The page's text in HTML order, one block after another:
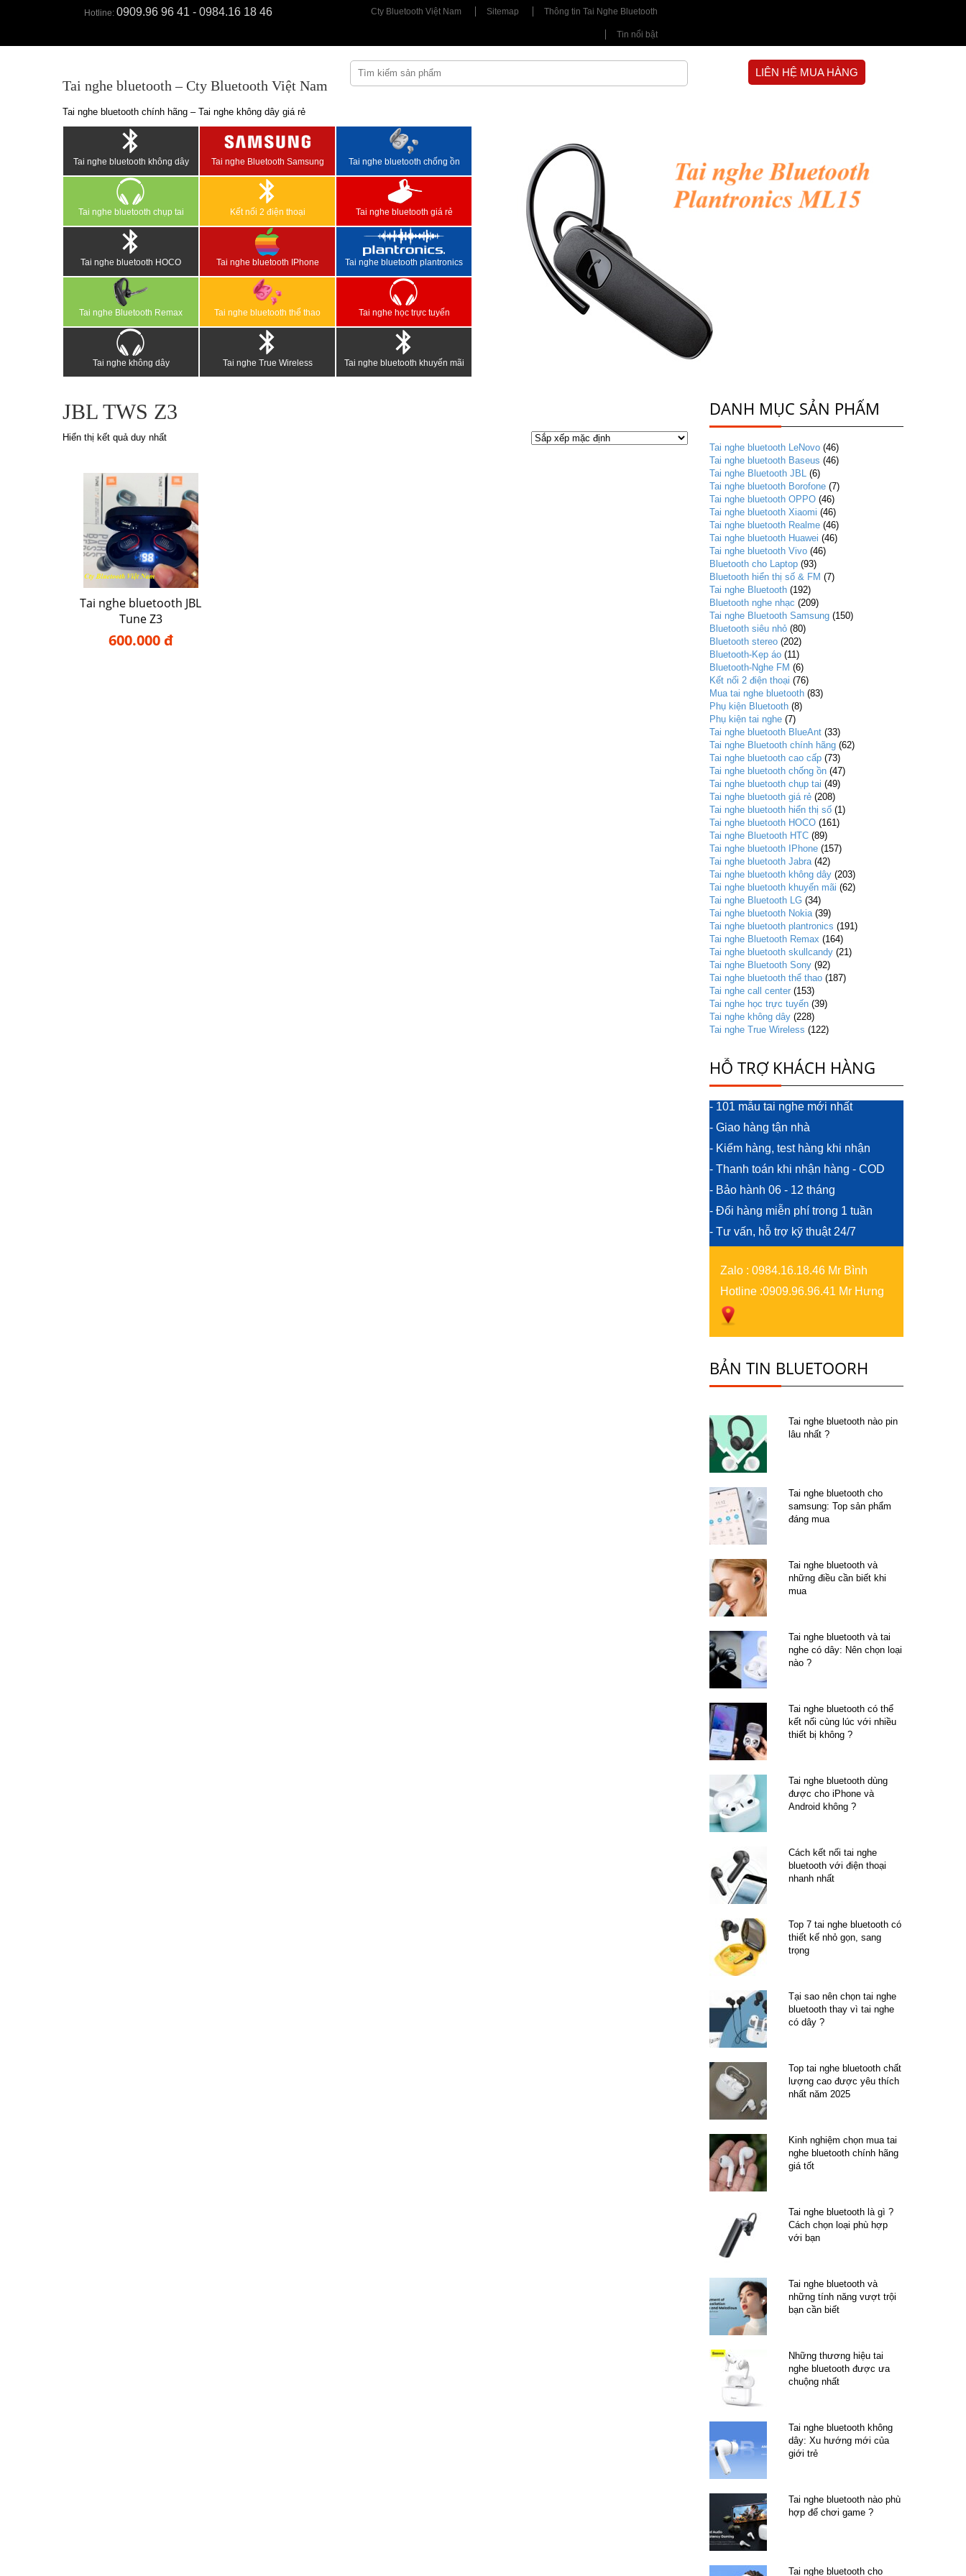
Hotline: 0909.96 96 41 - 0984.16 18 46 Cty Bluetooth Việt Nam Sitemap Thông tin Tai Nghe Bluetooth
Tin nổi bật
Tai nghe bluetooth – Cty Bluetooth Việt Nam
Tai nghe bluetooth chính hãng – Tai nghe không dây giá rẻ
LIÊN HỆ MUA HÀNG
Tai nghe bluetooth không dây Tai nghe Bluetooth Samsung Tai nghe bluetooth chống ồn
Tai nghe bluetooth chụp tai Kết nối 2 điện thoại Tai nghe bluetooth giá rẻ
Tai nghe bluetooth HOCO Tai nghe bluetooth IPhone Tai nghe bluetooth plantronics
Tai nghe Bluetooth Remax Tai nghe bluetooth thể thao Tai nghe học trực tuyến
Tai nghe không dây Tai nghe True Wireless Tai nghe bluetooth khuyến mãi
JBL TWS Z3
Hiển thị kết quả duy nhất
Tai nghe bluetooth JBL
Tune Z3
600.000 đ
DANH MỤC SẢN PHẨM
Tai nghe bluetooth LeNovo (46)
Tai nghe bluetooth Baseus (46)
Tai nghe Bluetooth JBL (6)
Tai nghe bluetooth Borofone (7)
Tai nghe bluetooth OPPO (46)
Tai nghe bluetooth Xiaomi (46)
Tai nghe bluetooth Realme (46)
Tai nghe bluetooth Huawei (46)
Tai nghe bluetooth Vivo (46)
Bluetooth cho Laptop (93)
Bluetooth hiển thị số & FM (7)
Tai nghe Bluetooth (192)
Bluetooth nghe nhạc (209)
Tai nghe Bluetooth Samsung (150)
Bluetooth siêu nhỏ (80)
Bluetooth stereo (202)
Bluetooth-Kẹp áo (11)
Bluetooth-Nghe FM (6)
Kết nối 2 điện thoại (76)
Mua tai nghe bluetooth (83)
Phụ kiện Bluetooth (8)
Phụ kiện tai nghe (7)
Tai nghe bluetooth BlueAnt (33)
Tai nghe Bluetooth chính hãng (62)
Tai nghe bluetooth cao cấp (73)
Tai nghe bluetooth chống ồn (47)
Tai nghe bluetooth chụp tai (49)
Tai nghe bluetooth giá rẻ (208)
Tai nghe bluetooth hiển thị số (1)
Tai nghe bluetooth HOCO (161)
Tai nghe Bluetooth HTC (89)
Tai nghe bluetooth IPhone (157)
Tai nghe bluetooth Jabra (42)
Tai nghe bluetooth không dây (203)
Tai nghe bluetooth khuyến mãi (62)
Tai nghe Bluetooth LG (34)
Tai nghe bluetooth Nokia (39)
Tai nghe bluetooth plantronics (191)
Tai nghe Bluetooth Remax (164)
Tai nghe bluetooth skullcandy (21)
Tai nghe Bluetooth Sony (92)
Tai nghe bluetooth thể thao (187)
Tai nghe call center (153)
Tai nghe học trực tuyến (39)
Tai nghe không dây (228)
Tai nghe True Wireless (122)
HỖ TRỢ KHÁCH HÀNG
- 101 mẫu tai nghe mới nhất
- Giao hàng tận nhà
- Kiểm hàng, test hàng khi nhận
- Thanh toán khi nhận hàng - COD
- Bảo hành 06 - 12 tháng
- Đổi hàng miễn phí trong 1 tuần
- Tư vấn, hỗ trợ kỹ thuật 24/7
Zalo : 0984.16.18.46 Mr Bình
Hotline :0909.96.96.41 Mr Hưng
BẢN TIN BLUETOORH
Tai nghe bluetooth nào pin
lâu nhất ?
Tai nghe bluetooth cho
samsung: Top sản phẩm
đáng mua
Tai nghe bluetooth và
những điều cần biết khi
mua
Tai nghe bluetooth và tai
nghe có dây: Nên chọn loại
nào ?
Tai nghe bluetooth có thể
kết nối cùng lúc với nhiều
thiết bị không ?
Tai nghe bluetooth dùng
được cho iPhone và
Android không ?
Cách kết nối tai nghe
bluetooth với điện thoại
nhanh nhất
Top 7 tai nghe bluetooth có
thiết kế nhỏ gọn, sang
trọng
Tại sao nên chọn tai nghe
bluetooth thay vì tai nghe
có dây ?
Top tai nghe bluetooth chất
lượng cao được yêu thích
nhất năm 2025
Kinh nghiệm chọn mua tai
nghe bluetooth chính hãng
giá tốt
Tai nghe bluetooth là gì ?
Cách chọn loại phù hợp
với bạn
Tai nghe bluetooth và
những tính năng vượt trội
bạn cần biết
Những thương hiệu tai
nghe bluetooth được ưa
chuộng nhất
Tai nghe bluetooth không
dây: Xu hướng mới của
giới trẻ
Tai nghe bluetooth nào phù
hợp để chơi game ?
Tai nghe bluetooth cho